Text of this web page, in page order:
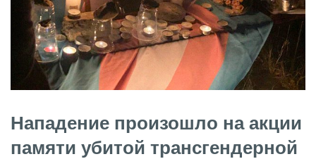
Нападение произошло на акции
памяти убитой трансгендерной